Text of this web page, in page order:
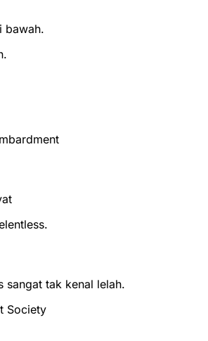
bawah.
sangat tak kenal lelah.
Society